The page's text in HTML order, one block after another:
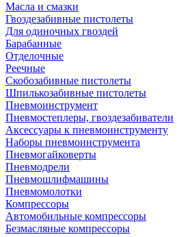
Масла и смазки
Гвоздезабивные пистолеты
Для одиночных гвоздей
Барабанные
Отделочные
Реечные
Скобозабивные пистолеты
Шпилькозабивные пистолеты
Пневмоинструмент
Пневмостеплеры, гвоздезабиватели
Аксессуары к пневмоинструменту
Наборы пневмоинструмента
Пневмогайковерты
Пневмодрели
Пневмошлифмашины
Пневмомолотки
Компрессоры
Автомобильные компрессоры
Безмасляные компрессоры